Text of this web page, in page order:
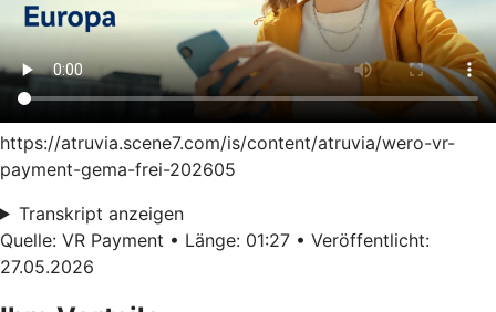
https://atruvia.scene7.com/is/content/atruvia/wero-vr-
payment-gema-frei-202605
Transkript anzeigen
Quelle: VR Payment • Länge: 01:27 • Veröffentlicht:
27.05.2026